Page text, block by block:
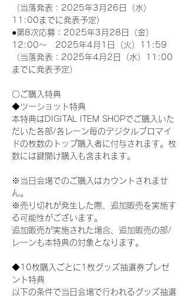
（当落発表：2025年3月26日（水）
11:00までに発表予定）
●第8次応募：2025年3月28日（金）
12:00～　2025年4月1日（火）11:59
（当落発表：2025年4月2日（水）11:00
までに発表予定）
〇ご購入特典
◆ツーショット特典
本特典はDIGITAL ITEM SHOPでご購入いた
だいた各部/各レーン毎のデジタルブロマイ
ドの枚数のトップ購入者に付与されます。枚
数には鍵開け購入も含まれます。
※当日会場でのご購入はカウントされませ
ん。
※売り切れが発生した際、追加販売を実施す
る可能性がございます。
追加販売が実施された場合、追加販売の部/
レーンも本特典の対象となります。
◆10枚購入ごとに1枚グッズ抽選券プレゼ
ント特典
以下の条件で当日会場で行われるグッズ抽選